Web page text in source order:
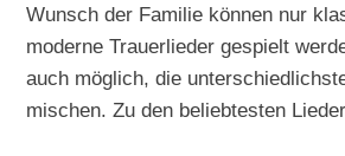
Wunsch der Familie können nur
moderne Trauerlieder gespielt
auch möglich, die
mischen. Zu den beliebtesten